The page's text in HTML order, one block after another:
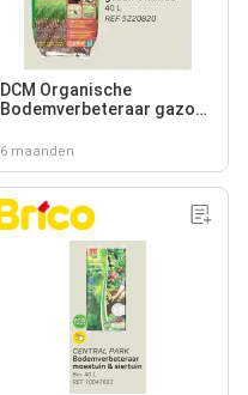
DCM Organische
Bodemverbeteraar gazon
6 maanden